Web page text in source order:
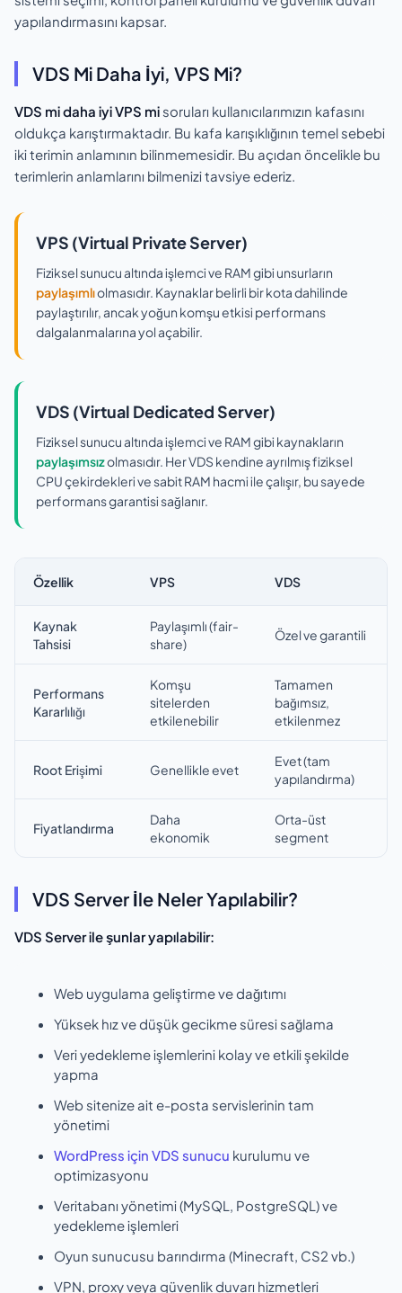
yapılandırmasını kapsar.
VDS Mi Daha İyi, VPS Mi?
VDS mi daha iyi VPS mi soruları kullanıcılarımızın kafasını
oldukça karıştırmaktadır. Bu kafa karışıklığının temel sebebi
iki terimin anlamının bilinmemesidir. Bu açıdan öncelikle bu
terimlerin anlamlarını bilmenizi tavsiye ederiz.
VPS (Virtual Private Server)
Fiziksel sunucu altında işlemci ve RAM gibi unsurların
paylaşımlıolmasıdır. Kaynaklar belirli bir kota dahilinde
paylaştırılır, ancak yoğun komşu etkisi performans
dalgalanmalarına yol açabilir.
VDS (Virtual Dedicated Server)
Fiziksel sunucu altında işlemci ve RAM gibi kaynakların
paylaşımsızolmasıdır. Her VDS kendine ayrılmış fiziksel
CPU çekirdekleri ve sabit RAM hacmi ile çalışır, bu sayede
performans garantisi sağlanır.
Özellik VPS VDS
Kaynak
Tahsisi
Paylaşımlı (fair-
share)
Özel ve garantili
Performans
Kararlılığı
Komşu
sitelerden
etkilenebilir
Tamamen
bağımsız,
etkilenmez
Root Erişimi Genellikle evet
Evet (tam
yapılandırma)
Fiyatlandırma
Daha
ekonomik
Orta-üst
segment
VDS Server İle Neler Yapılabilir?
VDS Server ile şunlar yapılabilir:
Web uygulama geliştirme ve dağıtımı
Yüksek hız ve düşük gecikme süresi sağlama
Veri yedekleme işlemlerini kolay ve etkili şekilde
yapma
Web sitenize ait e-posta servislerinin tam
yönetimi
WordPress için VDS sunucu kurulumu ve
optimizasyonu
Veritabanı yönetimi (MySQL, PostgreSQL) ve
yedekleme işlemleri
Oyun sunucusu barındırma (Minecraft, CS2 vb.)
VPN, proxy veya güvenlik duvarı hizmetleri